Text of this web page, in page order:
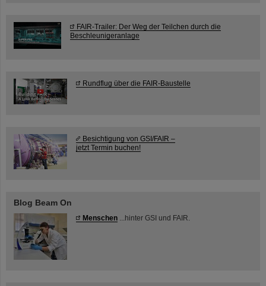
FAIR-Trailer: Der Weg der Teilchen durch die
Beschleunigeranlage
Rundflug über die FAIR-Baustelle
Besichtigung von GSI/FAIR –
jetzt Termin buchen!
Blog Beam On
Menschen ...hinter GSI und FAIR.